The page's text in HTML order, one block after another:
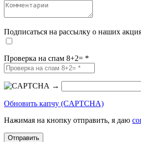
Подписаться на рассылку о наших
Проверка на спам 8+2= *
→
Обновить капчу (CAPTCHA)
Нажимая на кнопку отправить, я даю